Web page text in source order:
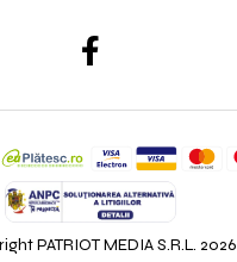
PATRIOT MEDIA S.R.L. 2026